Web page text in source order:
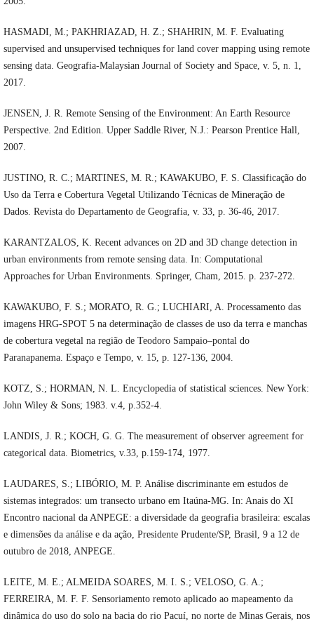
HASMADI, M.; PAKHRIAZAD, H. Z.; SHAHRIN, M. F. Evaluating
supervised and unsupervised techniques for land cover mapping using remote
sensing data. Geografia-Malaysian Journal of Society and Space, v. 5, n. 1,
2017.
JENSEN, J. R. Remote Sensing of the Environment: An Earth Resource
Perspective. 2nd Edition. Upper Saddle River, N.J.: Pearson Prentice Hall,
2007.
JUSTINO, R. C.; MARTINES, M. R.; KAWAKUBO, F. S. Classificação do
Uso da Terra e Cobertura Vegetal Utilizando Técnicas de Mineração de
Dados. Revista do Departamento de Geografia, v. 33, p. 36-46, 2017.
KARANTZALOS, K. Recent advances on 2D and 3D change detection in
urban environments from remote sensing data. In: Computational
Approaches for Urban Environments. Springer, Cham, 2015. p. 237-272.
KAWAKUBO, F. S.; MORATO, R. G.; LUCHIARI, A. Processamento das
imagens HRG-SPOT 5 na determinação de classes de uso da terra e manchas
de cobertura vegetal na região de Teodoro Sampaio–pontal do
Paranapanema. Espaço e Tempo, v. 15, p. 127-136, 2004.
KOTZ, S.; HORMAN, N. L. Encyclopedia of statistical sciences. New York:
John Wiley & Sons; 1983. v.4, p.352-4.
LANDIS, J. R.; KOCH, G. G. The measurement of observer agreement for
categorical data. Biometrics, v.33, p.159-174, 1977.
LAUDARES, S.; LIBÓRIO, M. P. Análise discriminante em estudos de
sistemas integrados: um transecto urbano em Itaúna-MG. In: Anais do XI
Encontro nacional da ANPEGE: a diversidade da geografia brasileira: escalas
e dimensões da análise e da ação, Presidente Prudente/SP, Brasil, 9 a 12 de
outubro de 2018, ANPEGE.
LEITE, M. E.; ALMEIDA SOARES, M. I. S.; VELOSO, G. A.;
FERREIRA, M. F. F. Sensoriamento remoto aplicado ao mapeamento da
dinâmica do uso do solo na bacia do rio Pacuí, no norte de Minas Gerais, nos